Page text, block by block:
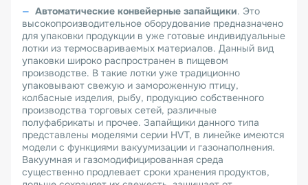
Автоматические конвейерные запайщики. Это
высокопроизводительное оборудование предназначено
для упаковки продукции в уже готовые индивидуальные
лотки из термосвариваемых материалов. Данный вид
упаковки широко распространен в пищевом
производстве. В такие лотки уже традиционно
упаковывают свежую и замороженную птицу,
колбасные изделия, рыбу, продукцию собственного
производства торговых сетей, различные
полуфабрикаты и прочее. Запайщики данного типа
представлены моделями серии HVT, в линейке имеются
модели с функциями вакуумизации и газонаполнения.
Вакуумная и газомодифицированная среда
существенно продлевает сроки хранения продуктов,